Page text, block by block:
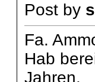
Post by
Fa.
Hab
Jahren.